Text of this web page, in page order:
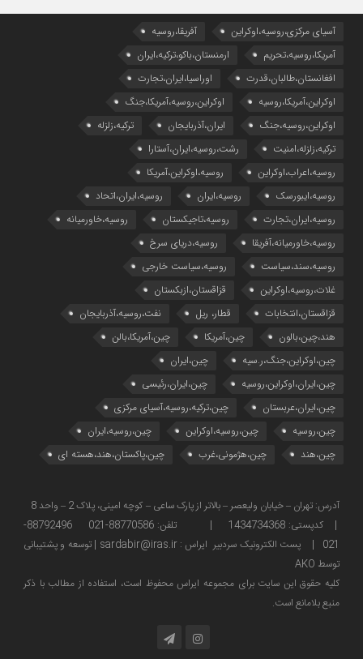
آسیای مرکزی،روسیه،اوکراین
آفریقا،روسیه
آمریکا،روسیه،تحریم
ارمنستان،باکو،ترکیه،ایران
افغانستان،طالبان،قدرت
اوراسیا،ایران،تجارت
اوکراین،آمریکا،روسیه
اوکراین،روسیه،آمریکا،جنگ
اوکراین،روسیه،جنگ
ایران،آذربایجان
ترکیه،زلزله
ترکیه،زلزله،امنیت
رشت،روسیه،ایران،آستارا
روسیه،اعراب،اوکراین
روسیه،اوکراین،آمریکا
روسیه،ایبورسک
روسیه،ایران
روسیه،ایران،اتحاد
روسیه،ایران،تجارت
روسیه،تاجیکستان
روسیه،خاورمیانه
روسیه،خاورمیانه،آفریقا
روسیه،دریای سرخ
روسیه،سند،سیاست
روسیه،سیاست خارجی
غلات،روسیه،اوکراین
قزاقستان،ازبکستان
قزاقستان،انتخابات
قطار، ریل
نفت،روسیه،آذربایجان
هند،چین،بالون
چین،آمریکا
چین،آمریکا،بالن
چین،اوکراین،جنگ،ر.سیه
چین،ایران
چین،ایران،اوکراین،روسیه
چین،ایران،رئیسی
چین،ایران،عربستان
چین،ترکیه،روسیه،آسیای مرکزی
چین،روسیه
چین،روسیه،اوکراین
چین،روسیه،ایران
چین،هند
چین،هژمونی،غرب چین،پاکستان،هند،هسته ای
| کدپستی: 1434734368 | تلفن: 88770586-021 88792496-
021 | پست الکترونیک سردبیر ایراس : sardabir@iras.ir |
توسعه و پشتیبانی
توسط AKO
كليه حقوق این سایت برای مجموعه ایراس محفوظ است، استفاده از مطالب با ذكر
منبع بلامانع است.